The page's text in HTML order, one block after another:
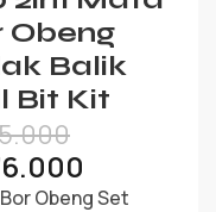
Obeng
Balik
Bit Kit
Obeng Set